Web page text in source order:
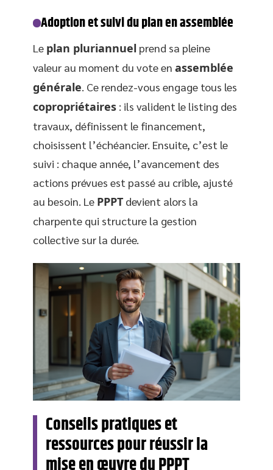
Adoption et suivi du plan en assemblée
Le plan pluriannuel prend sa pleine
valeur au moment du vote en assemblée
générale. Ce rendez-vous engage tous les
copropriétaires : ils valident le listing des
travaux, définissent le financement,
choisissent l’échéancier. Ensuite, c’est le
suivi : chaque année, l’avancement des
actions prévues est passé au crible, ajusté
au besoin. Le PPPT devient alors la
charpente qui structure la gestion
collective sur la durée.
Conseils pratiques et
ressources pour réussir la